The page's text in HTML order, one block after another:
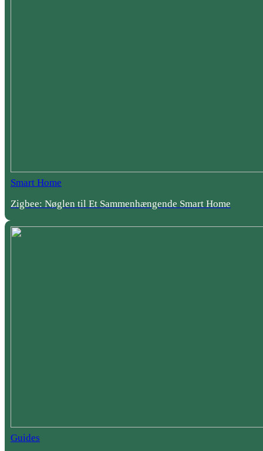
Smart Home
Zigbee: Nøglen til Et Sammenhængende Smart Home
Guides